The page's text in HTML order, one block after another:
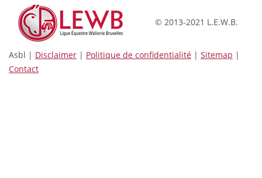
© 2013-2021 L.E.W.B.
Asbl | Disclaimer | Politique de confidentialité | Sitemap |
Contact